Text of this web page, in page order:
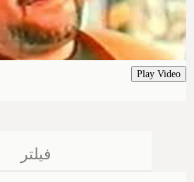
Play Video
فیلتر